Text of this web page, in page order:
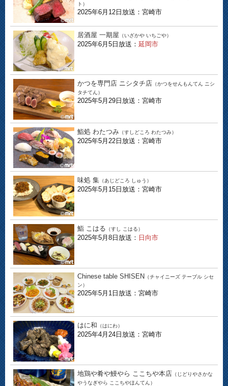
ト）
2025年6月12日放送：宮崎市
居酒屋 一期屋 （いざかや いちごや）
2025年6月5日放送： 延岡市
かつを専門店 ニシタチ店 （かつをせんもんてん ニシ
タチてん）
2025年5月29日放送：宮崎市
鮨処 わたつみ （すしどころ わたつみ）
2025年5月22日放送：宮崎市
味処 集 （あじどころ しゅう）
2025年5月15日放送：宮崎市
鮨 こはる （すし こはる）
2025年5月8日放送： 日向市
Chinese table SHISEN （チャイニーズ テーブル シセ
ン）
2025年5月1日放送：宮崎市
はに和 （はにわ）
2025年4月24日放送：宮崎市
地鶏や肴や鰻やら ここちや本店 （じどりやさかな
やうなぎやら ここちやほんてん）